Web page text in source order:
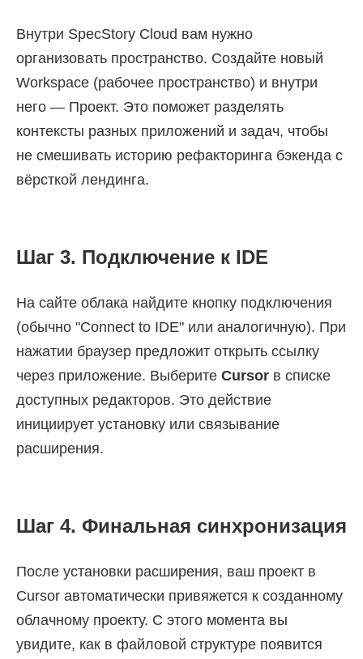
Внутри SpecStory Cloud вам нужно
организовать пространство. Создайте новый
Workspace (рабочее пространство) и внутри
него — Проект. Это поможет разделять
контексты разных приложений и задач, чтобы
не смешивать историю рефакторинга бэкенда с
вёрсткой лендинга.
Шаг 3. Подключение к IDE
На сайте облака найдите кнопку подключения
(обычно "Connect to IDE" или аналогичную). При
нажатии браузер предложит открыть ссылку
через приложение. Выберите Cursor в списке
доступных редакторов. Это действие
инициирует установку или связывание
расширения.
Шаг 4. Финальная синхронизация
После установки расширения, ваш проект в
Cursor автоматически привяжется к созданному
облачному проекту. С этого момента вы
увидите, как в файловой структуре появится